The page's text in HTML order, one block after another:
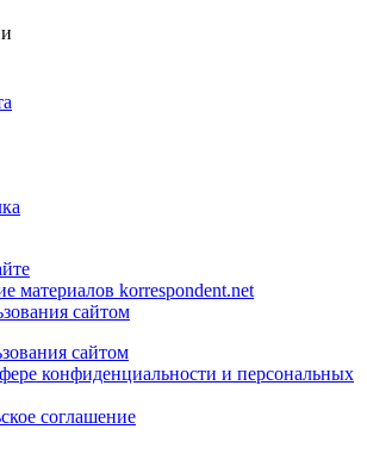
материалов korrespondent.net
сайтом
сайтом
конфиденциальности и персональных
соглашение